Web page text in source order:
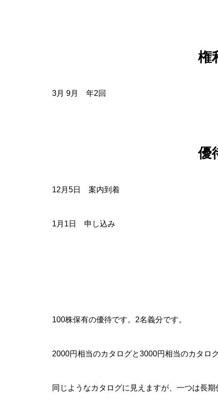
権
3月 9月 年2回
優
12月5日 案内到着
1月1日 申し込み
100株保有の優待です。2名義分です。
2000円相当のカタログと3000円相当のカタロ
同じようなカタログに見えますが、一つは長